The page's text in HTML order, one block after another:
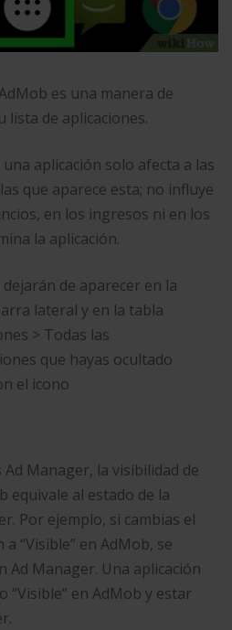
es una manera de
de aplicaciones.
aplicación solo afecta a las
que aparece esta; no influye
en los ingresos ni en los
la aplicación.
de aparecer en la
lateral y en la tabla
> Todas las
que hayas ocultado
el icono
Manager, la visibilidad de
equivale al estado de la
Por ejemplo, si cambias el
“Visible” en AdMob, se
Ad Manager. Una aplicación
“Visible” en AdMob y estar